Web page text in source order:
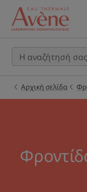
Αρχική σελίδα